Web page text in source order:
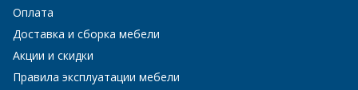
Оплата
Доставка и сборка мебели
Акции и скидки
Правила эксплуатации мебели